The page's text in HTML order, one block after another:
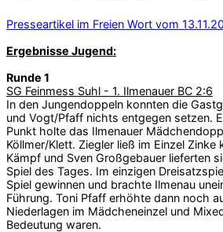
Presseartikel im Freien Wort vom
Ergebnisse Jugend:
Runde 1
SG Feinmess Suhl - 1. Ilmenauer BC 2:6
In den Jungendoppeln konnten die
und Vogt/Pfaff nichts entgegen setzen.
Punkt holte das Ilmenauer
Köllmer/Klett. Ziegler ließ im Einzel Zinke
Kämpf und Sven Großgebauer lieferten
Spiel des Tages. Im einzigen
Spiel gewinnen und brachte Ilmenau
Führung. Toni Pfaff erhöhte dann noch
Niederlagen im Mädcheneinzel und
Bedeutung waren.